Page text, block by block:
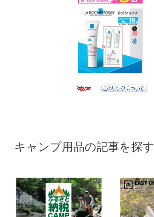
キャンプ用品の記事を探す